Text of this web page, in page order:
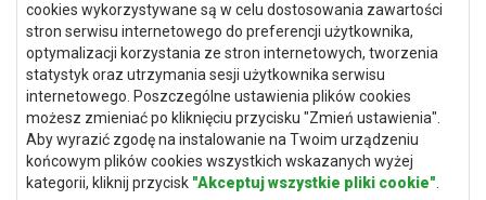
cookies wykorzystywane są w celu dostosowania zawartości
stron serwisu internetowego do preferencji użytkownika,
optymalizacji korzystania ze stron internetowych, tworzenia
statystyk oraz utrzymania sesji użytkownika serwisu
internetowego. Poszczególne ustawienia plików cookies
możesz zmieniać po kliknięciu przycisku "Zmień ustawienia".
Aby wyrazić zgodę na instalowanie na Twoim urządzeniu
końcowym plików cookies wszystkich wskazanych wyżej
kategorii, kliknij przycisk "Akceptuj wszystkie pliki cookie"
Dywany Bydgoszcz
Dywany Łódź
Dywany Katowice
Dywany Rzeszów